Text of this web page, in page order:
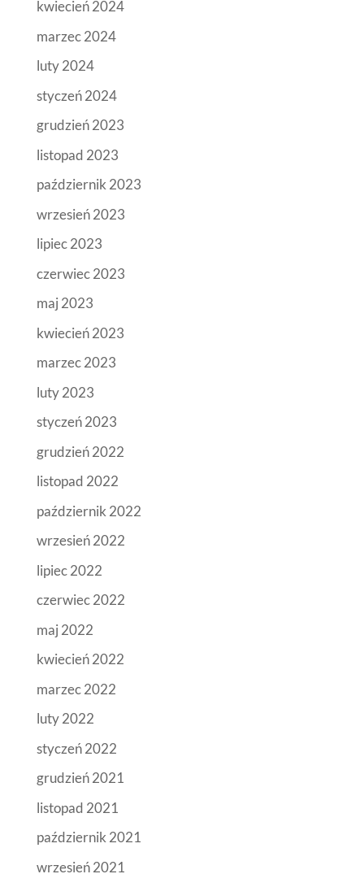
kwiecień 2024
marzec 2024
luty 2024
styczeń 2024
grudzień 2023
listopad 2023
październik 2023
wrzesień 2023
lipiec 2023
czerwiec 2023
maj 2023
kwiecień 2023
marzec 2023
luty 2023
styczeń 2023
grudzień 2022
listopad 2022
październik 2022
wrzesień 2022
lipiec 2022
czerwiec 2022
maj 2022
kwiecień 2022
marzec 2022
luty 2022
styczeń 2022
grudzień 2021
listopad 2021
październik 2021
wrzesień 2021